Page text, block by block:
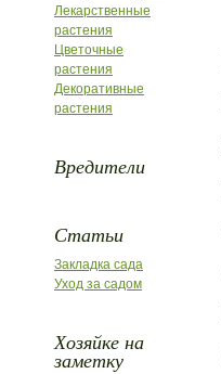
Лекарственные
растения
Цветочные
растения
Декоративные
растения
Вредители
Статьи
Закладка сада
Уход за садом
Хозяйке на
заметку